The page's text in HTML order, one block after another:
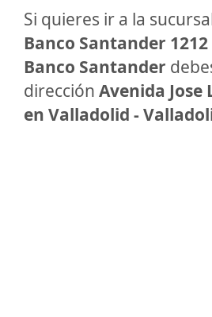
Si quieres ir a la
Banco Santander 1212
Banco Santander
dirección Avenida Jose
en Valladolid -